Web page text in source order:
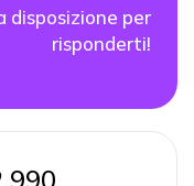
disposizione per
risponderti!
990